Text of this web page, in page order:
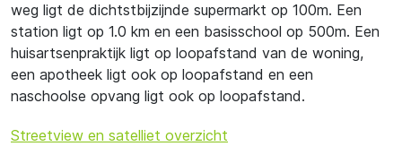
weg ligt de dichtstbijzijnde supermarkt op 100m. Een
station ligt op 1.0 km en een basisschool op 500m. Een
huisartsenpraktijk ligt op loopafstand van de woning,
een apotheek ligt ook op loopafstand en een
naschoolse opvang ligt ook op loopafstand.
Streetview en satelliet overzicht